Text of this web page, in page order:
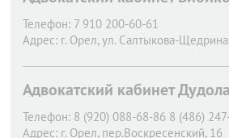
Телефон: 7 910 200-60-61
Адрес: г. Орел, ул. Салтыкова-
Адвокатский кабинет
Телефон: 8 (920) 088-68-86 8 (486)
Адрес: г. Орел, пер.Воскресенский, 16